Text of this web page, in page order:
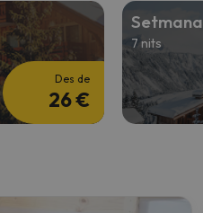
Des de
26 €
Setmana
7 nits